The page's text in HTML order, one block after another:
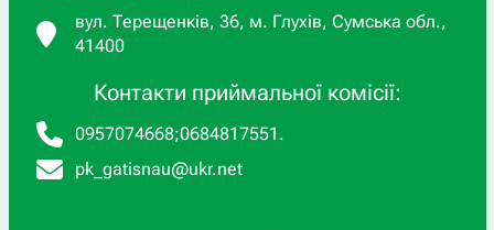
вул. Терещенків, 36, м. Глухів, Сумська обл.,
41400
Контакти приймальної комісії:
0957074668;0684817551 .
pk_gatisnau@ukr.net